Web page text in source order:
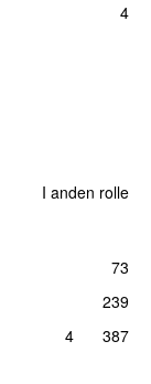
4
I anden rolle
73
239
4 387